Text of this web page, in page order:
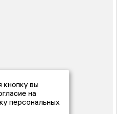
вы
на
персональных